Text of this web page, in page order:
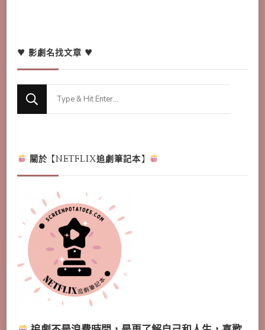
♥ 影劇名找文章 ♥
Looking
關於【NETFLIX追劇筆記本】